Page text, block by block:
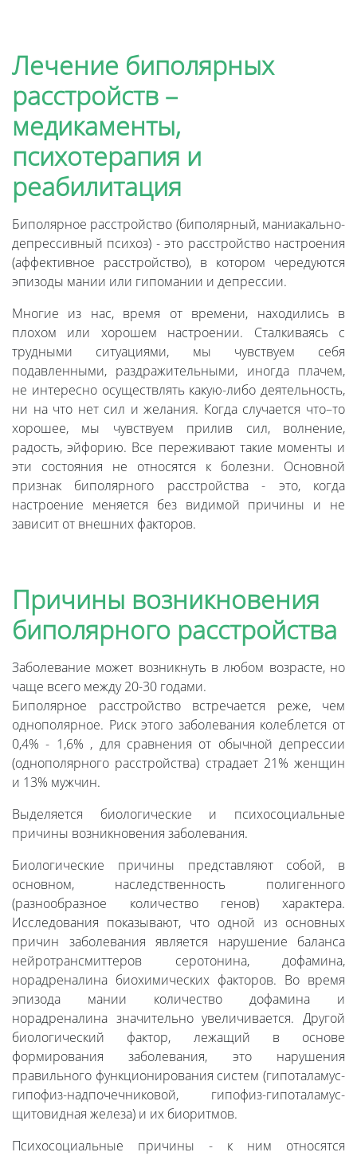
Лечение биполярных
расстройств –
медикаменты,
психотерапия и
реабилитация
Биполярное расстройство (биполярный, маниакально-
депрессивный психоз) - это расстройство настроения
(аффективное расстройство), в котором чередуются
эпизоды мании или гипомании и депрессии.
Многие из нас, время от времени, находились в
плохом или хорошем настроении. Сталкиваясь с
трудными ситуациями, мы чувствуем себя
подавленными, раздражительными, иногда плачем,
не интересно осуществлять какую-либо деятельность,
ни на что нет сил и желания. Когда случается что–то
хорошее, мы чувствуем прилив сил, волнение,
радость, эйфорию. Все переживают такие моменты и
эти состояния не относятся к болезни. Основной
признак биполярного расстройства - это, когда
настроение меняется без видимой причины и не
зависит от внешних факторов.
Причины возникновения
биполярного расстройства
Заболевание может возникнуть в любом возрасте, но
чаще всего между 20-30 годами.
Биполярное расстройство встречается реже, чем
однополярное. Риск этого заболевания колеблется от
0,4% - 1,6% , для сравнения от обычной депрессии
(однополярного расстройства) страдает 21% женщин
и 13% мужчин.
Выделяется биологические и психосоциальные
причины возникновения заболевания.
Биологические причины представляют собой, в
основном, наследственность полигенного
(разнообразное количество генов) характера.
Исследования показывают, что одной из основных
причин заболевания является нарушение баланса
нейротрансмиттеров серотонина, дофамина,
норадреналина биохимических факторов. Во время
эпизода мании количество дофамина и
норадреналина значительно увеличивается. Другой
биологический фактор, лежащий в основе
формирования заболевания, это нарушения
правильного функционирования систем (гипоталамус-
гипофиз-надпочечниковой, гипофиз-гипоталамус-
щитовидная железа) и их биоритмов.
Психосоциальные причины - к ним относятся